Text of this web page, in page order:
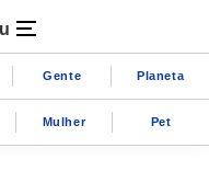
Gente Planeta
Mulher Pet